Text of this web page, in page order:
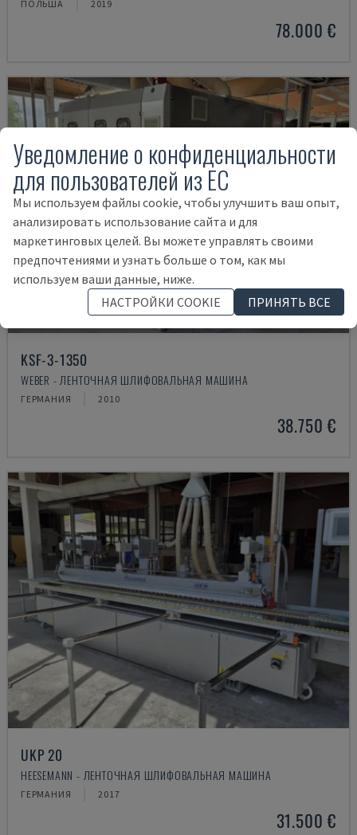
ПОЛЬША 2019
78.000 €
KSF-3-1350
WEBER - ЛЕНТОЧНАЯ ШЛИФОВАЛЬНАЯ МАШИНА
ГЕРМАНИЯ 2010
38.750 €
UKP 20
HEESEMANN - ЛЕНТОЧНАЯ ШЛИФОВАЛЬНАЯ МАШИНА
ГЕРМАНИЯ 2017
31.500 €
Уведомление о конфиденциальности
для пользователей из ЕС
Мы используем файлы cookie, чтобы улучшить ваш опыт,
анализировать использование сайта и для
маркетинговых целей. Вы можете управлять своими
предпочтениями и узнать больше о том, как мы
используем ваши данные, ниже.
НАСТРОЙКИ COOKIE
ПРИНЯТЬ ВСЕ